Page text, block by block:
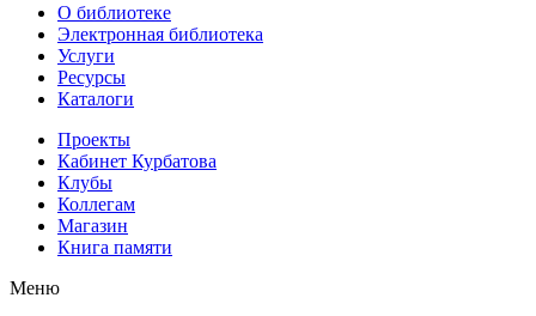
О библиотеке
Электронная библиотека
Услуги
Ресурсы
Каталоги
Проекты
Кабинет Курбатова
Клубы
Коллегам
Магазин
Книга памяти
Меню